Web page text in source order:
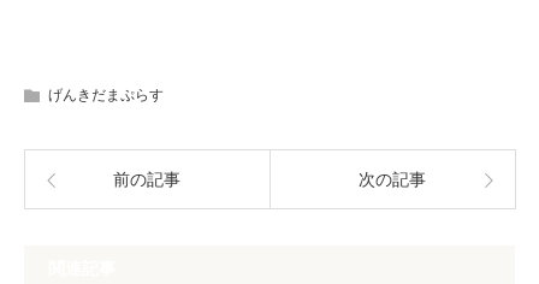
げんきだまぷらす
前の記事 次の記事